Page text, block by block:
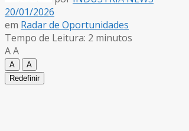
20/01/2026
em Radar de Oportunidades
Tempo de Leitura: 2 minutos
AA
A
A
Redefinir